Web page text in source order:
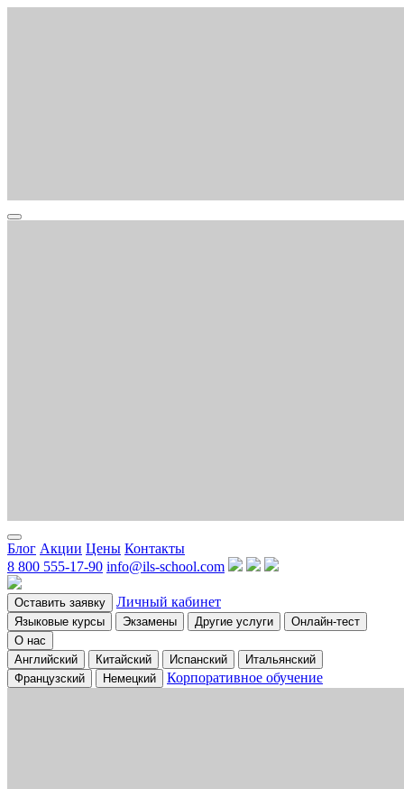
Блог Акции Цены Контакты
8 800 555-17-90 info@ils-school.com
Оставить заявку Личный кабинет
Языковые курсы Экзамены Другие услуги
Онлайн-тест
О нас
Английский
Китайский Испанский
Итальянский
Французский
Немецкий Корпоративное обучение